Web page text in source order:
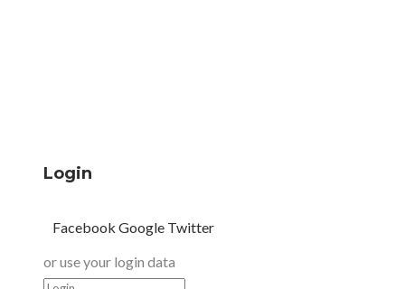
Login
Facebook Google Twitter
or use your login data